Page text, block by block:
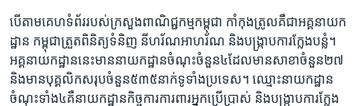
បើ​តាម​គេហ​ទំព័រ​របស់​ក្រសួង​ពាណិជ្ជកម្ម​កម្ពុជា​ ​កាំកុងត្រូលគឺ​ជា​អគ្គ​នាយក​
ដ្ឋាន​ កម្ពុជា​ត្រួត​ពិនិត្យ​ទំនិញ ​នីហរ័ណ​អាហរ័ណ​ និង​បង្ក្រាប​ការ​ក្លែងបន្លំ។​
អគ្គ​នាយក​ដ្ឋាន​នេះ​មាន​នាយក​ដ្ឋាន​ចំណុះ​ចំនួន​៤​ដែល​មាន​សាខាចំនួន​២៧​
និង​មាន​បុគ្គលិក​សរុប​ចំនួន​៥៣៥​នាក់​ទូទាំង​ប្រទេស។ ​ឈ្មោះ​នាយក​ដ្ឋាន​
ចំណុះ​ទាំង​៤​គឺ​នាយកដ្ឋាន​កិច្ចការ​ការពារ​អ្នក​ប្រើប្រាស់​ និង​បង្រ្កាប​ការ​ក្លែង​